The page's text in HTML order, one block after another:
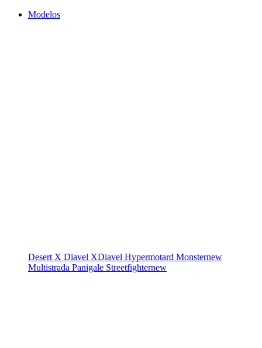
Modelos
Desert X Diavel XDiavel Hypermotard Monsternew
Multistrada Panigale Streetfighternew